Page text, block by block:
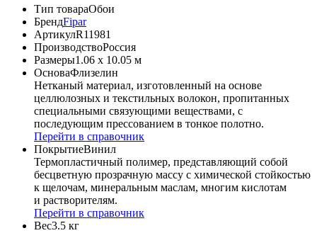
Тип товараОбои
БрендFipar
АртикулR11981
ПроизводствоРоссия
Размеры1.06 x 10.05 м
ОсноваФлизелин
Нетканый материал, изготовленный на основе
целлюлозных и текстильных волокон, пропитанных
специальными связующими веществами, с
последующим прессованием в тонкое полотно.
Перейти в справочник
ПокрытиеВинил
Термопластичный полимер, представляющий собой
бесцветную прозрачную массу с химической стойкостью
к щелочам, минеральным маслам, многим кислотам
и растворителям.
Перейти в справочник
Вес3.5 кг